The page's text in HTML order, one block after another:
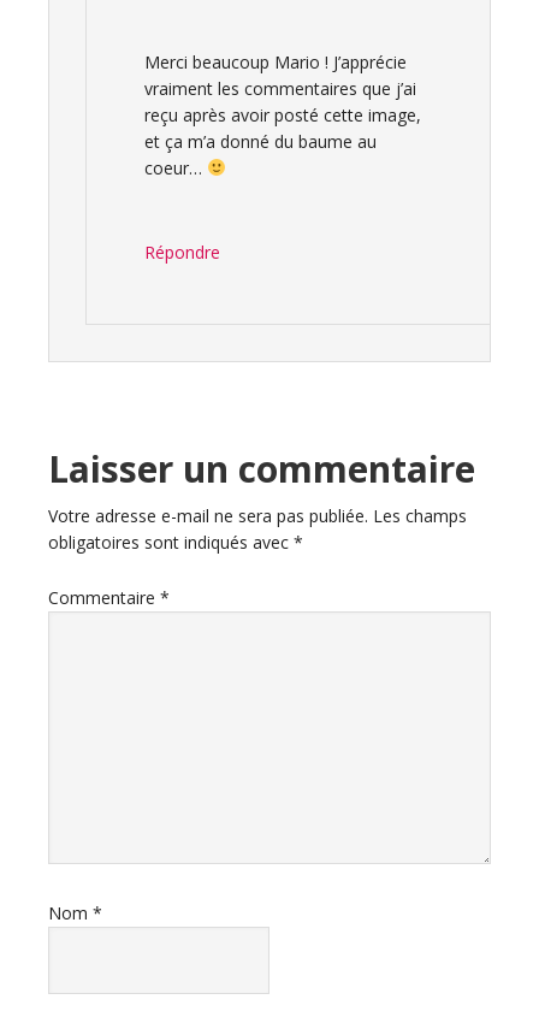
Merci beaucoup Mario ! J’apprécie
vraiment les commentaires que j’ai
reçu après avoir posté cette image,
et ça m’a donné du baume au
coeur…
Répondre
Laisser un commentaire
Votre adresse e-mail ne sera pas publiée. Les champs
obligatoires sont indiqués avec *
Commentaire *
Nom *